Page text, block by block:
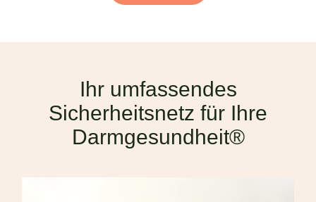
Ihr umfassendes
Sicherheitsnetz für Ihre
Darmgesundheit®